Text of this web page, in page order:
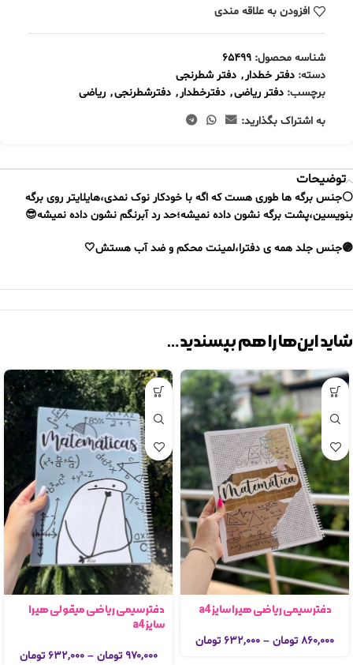
افزودن به علاقه مندی
شناسه محصول: 65499
دسته: دفتر خطدار, دفتر شطرنجی
برچسب: دفتر ریاضی, دفترخطدار, دفترشطرنجی, ریاضی
به اشتراک بگذارید:
توضیحات
⚪️جنس برگه ها طوری هست که اگه با خودکار نوک نمدی،هایلایتر روی برگه
بنویسین،پشت برگه نشون داده نمیشه؛حد رد آبرنگم نشون داده نمیشه😎
🟣جنس جلد همه ی دفترا،لمینت محکم و ضد آب هستش🤍
شاید این‌ها را هم بپسندید…
دفتر سیمی ریاضی هیرا سایز a4
۸۶۰,۰۰۰ تومان – ۶۳۲,۰۰۰ تومان
دفتر سیمی ریاضی میقولی هیرا
سایز a4
۹۷۰,۰۰۰ تومان – ۶۳۲,۰۰۰ تومان